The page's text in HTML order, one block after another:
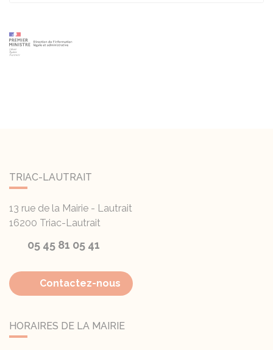
TRIAC-LAUTRAIT
13 rue de la Mairie - Lautrait
16200 Triac-Lautrait
05 45 81 05 41
Contactez-nous
HORAIRES DE LA MAIRIE